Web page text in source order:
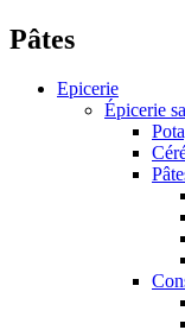
Pâtes
Epicerie
Épicerie